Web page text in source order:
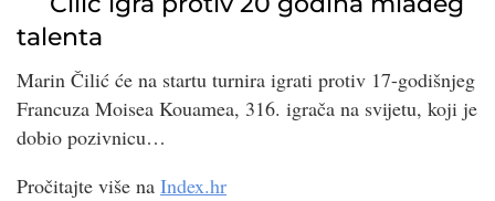
talenta
Marin Čilić će na startu turnira igrati protiv 17-godišnjeg
Francuza Moisea Kouamea, 316. igrača na svijetu, koji je
dobio pozivnicu…
Pročitajte više na Index.hr